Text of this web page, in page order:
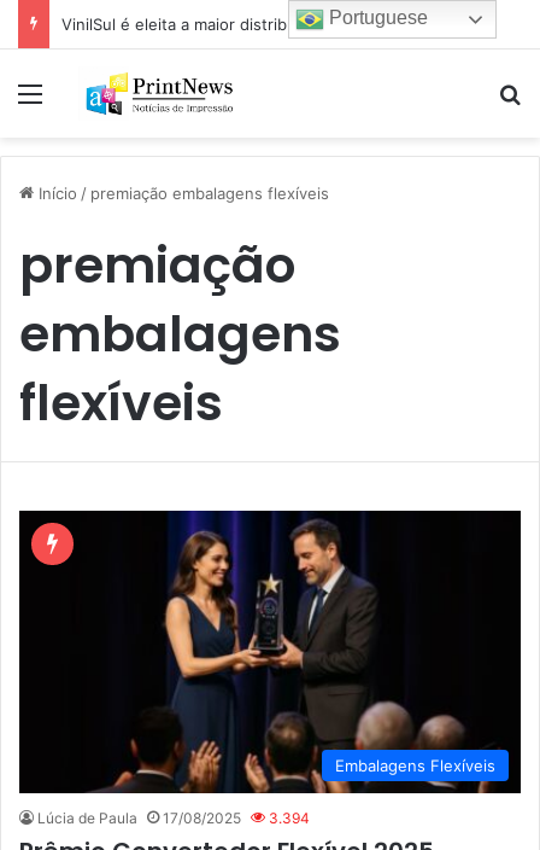
Menu
Início / premiação embalagens flexíveis
premiação
embalagens
flexíveis
Embalagens Flexíveis
Lúcia de Paula 17/08/2025 3.394
Portuguese